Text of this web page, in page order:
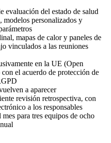
evaluación del estado de salud
modelos personalizados y
mapas de calor y paneles de
vinculados a las reuniones
en la UE (Open
el acuerdo de protección de
a aparecer
revisión retrospectiva, con
a los responsables
para tres equipos de ocho